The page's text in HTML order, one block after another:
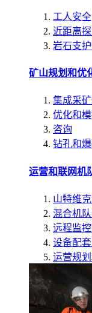
工人安全
近距离
岩石支
矿山规划和优
集成采
优化和
咨询
钻孔和
运营和联网机
山特维
混合机
远程监
设备配
运营规